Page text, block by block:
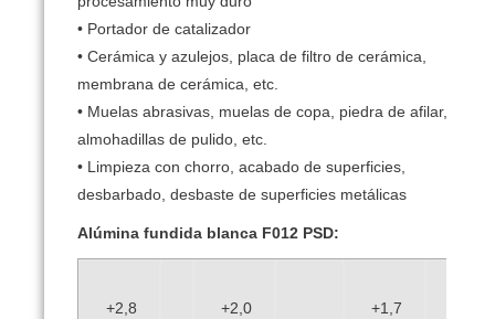
• Portador de catalizador
• Cerámica y azulejos, placa de filtro de cerámica,
membrana de cerámica, etc.
• Muelas abrasivas, muelas de copa, piedra de afilar,
almohadillas de pulido, etc.
• Limpieza con chorro, acabado de superficies,
desbarbado, desbaste de superficies metálicas
Alúmina fundida blanca F012 PSD:
+2,8
+2,0
+1,7